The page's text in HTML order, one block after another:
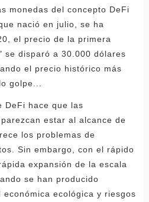
monedas del concepto DeFi
nació en julio, se ha
el precio de la primera
se disparó a 30.000 dólares
el precio histórico más
golpe...
DeFi hace que las
estar al alcance de
los problemas de
Sin embargo, con el rápido
expansión de la escala
se han producido
ecológica y riesgos